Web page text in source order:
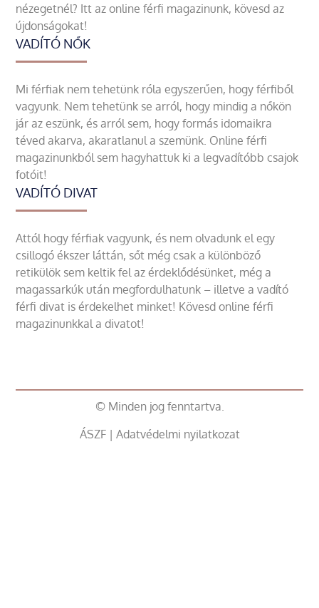
nézegetnél? Itt az online férfi magazinunk, kövesd az
újdonságokat!
VADÍTÓ NŐK
Mi férfiak nem tehetünk róla egyszerűen, hogy férfiből
vagyunk. Nem tehetünk se arról, hogy mindig a nőkön
jár az eszünk, és arról sem, hogy formás idomaikra
téved akarva, akaratlanul a szemünk. Online férfi
magazinunkból sem hagyhattuk ki a legvadítóbb csajok
fotóit!
VADÍTÓ DIVAT
Attól hogy férfiak vagyunk, és nem olvadunk el egy
csillogó ékszer láttán, sőt még csak a különböző
retikülök sem keltik fel az érdeklődésünket, még a
magassarkúk után megfordulhatunk – illetve a vadító
férfi divat is érdekelhet minket! Kövesd online férfi
magazinunkkal a divatot!
© Minden jog fenntartva.
ÁSZF| Adatvédelmi nyilatkozat